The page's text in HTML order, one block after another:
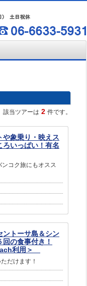
該当ツアーは 2 件です。
や象乗り・映えス
ろいっぱい！有名
コク旅にもオスス
ントーサ島＆シン
の食事付き！
利用＞
だけます！